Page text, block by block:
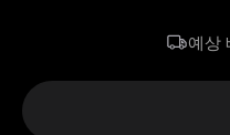
예상